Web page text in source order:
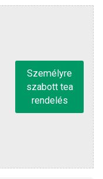
Személyre
szabott tea
rendelés